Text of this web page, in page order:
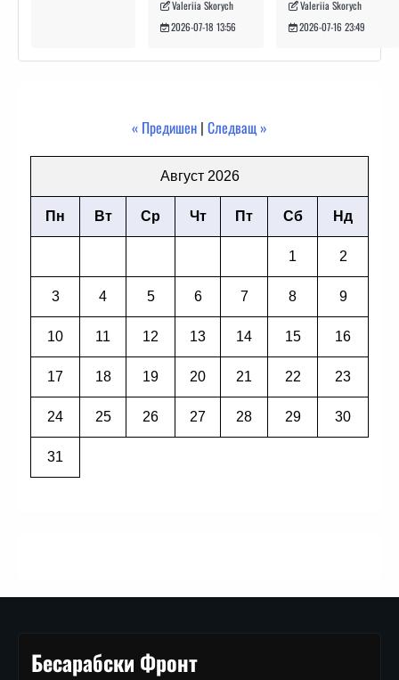
Valeriia Skorych
2026-07-18 13:56
Valeriia Skorych
2026-07-16 23:49
« Предишен | Следващ »
Август 2026
Пн Вт Ср Чт Пт Сб Нд
1 2
3 4 5 6 7 8 9
10 11 12 13 14 15 16
17 18 19 20 21 22 23
24 25 26 27 28 29 30
31
Бесарабски Фронт